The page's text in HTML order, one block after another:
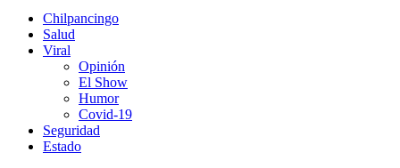
Chilpancingo
Salud
Viral
Opinión
El Show
Humor
Covid-19
Seguridad
Estado